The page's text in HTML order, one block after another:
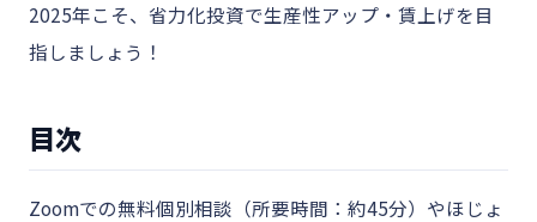
2025年こそ、省力化投資で生産性アップ・賃上げを目
指しましょう！
目次
Zoomでの無料個別相談（所要時間：約45分）やほじょ